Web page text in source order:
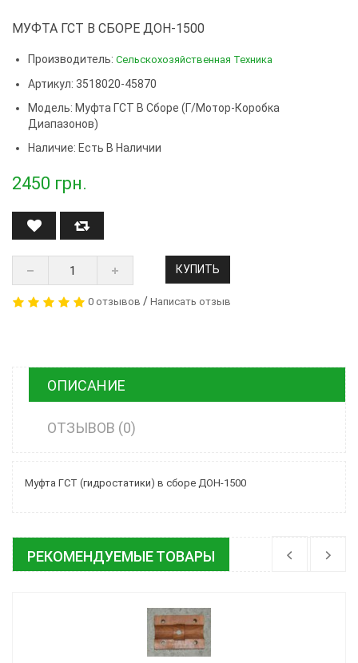
МУФТА ГСТ В СБОРЕ ДОН-1500
Производитель: Сельскохозяйственная Техника
Артикул: 3518020-45870
Модель: Муфта ГСТ В Сборе (г/мотор-Коробка
Диапазонов)
Наличие: Есть В Наличии
2450 грн.
КУПИТЬ
0 отзывов / Написать отзыв
ОПИСАНИЕ
ОТЗЫВОВ (0)
Муфта ГСТ (гидростатики) в сборе ДОН-1500
РЕКОМЕНДУЕМЫЕ ТОВАРЫ